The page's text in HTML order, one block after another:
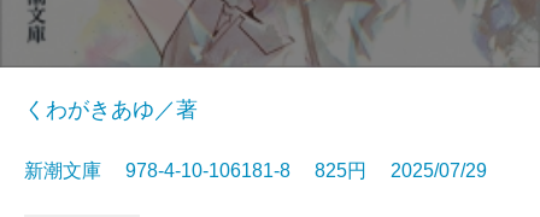
くわがきあゆ／著
新潮文庫 978-4-10-106181-8 825円 2025/07/29